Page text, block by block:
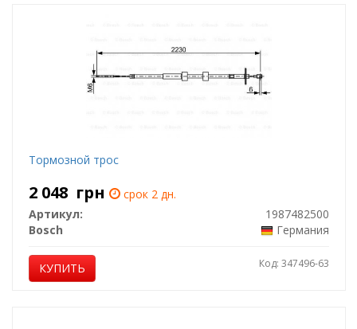
Тормозной трос
2 048 грн
срок 2 дн.
Артикул:
1987482500
Bosch
Германия
КУПИТЬ Код: 347496-63